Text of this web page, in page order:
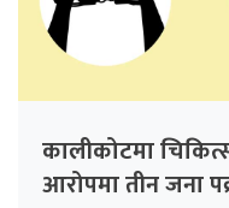
कालीकोटमा
आरोपमा तीन जना